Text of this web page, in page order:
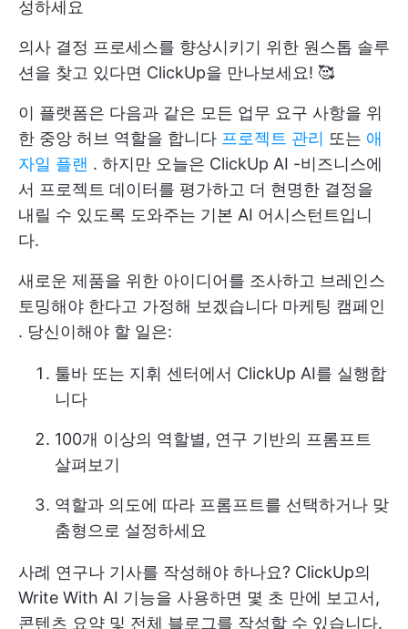
성하세요
의사 결정 프로세스를 향상시키기 위한 원스톱 솔루
션을 찾고 있다면 ClickUp을 만나보세요! 🥰
이 플랫폼은 다음과 같은 모든 업무 요구 사항을 위
한 중앙 허브 역할을 합니다 프로젝트 관리 또는 애
자일 플랜 . 하지만 오늘은 ClickUp AI -비즈니스에
서 프로젝트 데이터를 평가하고 더 현명한 결정을
내릴 수 있도록 도와주는 기본 AI 어시스턴트입니
다.
새로운 제품을 위한 아이디어를 조사하고 브레인스
토밍해야 한다고 가정해 보겠습니다 마케팅 캠페인
. 당신이해야 할 일은:
툴바 또는 지휘 센터에서 ClickUp AI를 실행합
니다
100개 이상의 역할별, 연구 기반의 프롬프트
살펴보기
역할과 의도에 따라 프롬프트를 선택하거나 맞
춤형으로 설정하세요
사례 연구나 기사를 작성해야 하나요? ClickUp의
Write With AI 기능을 사용하면 몇 초 만에 보고서,
콘텐츠 요약 및 전체 블로그를 작성할 수 있습니다.